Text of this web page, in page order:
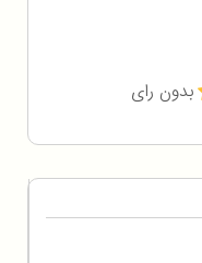
بدون رای